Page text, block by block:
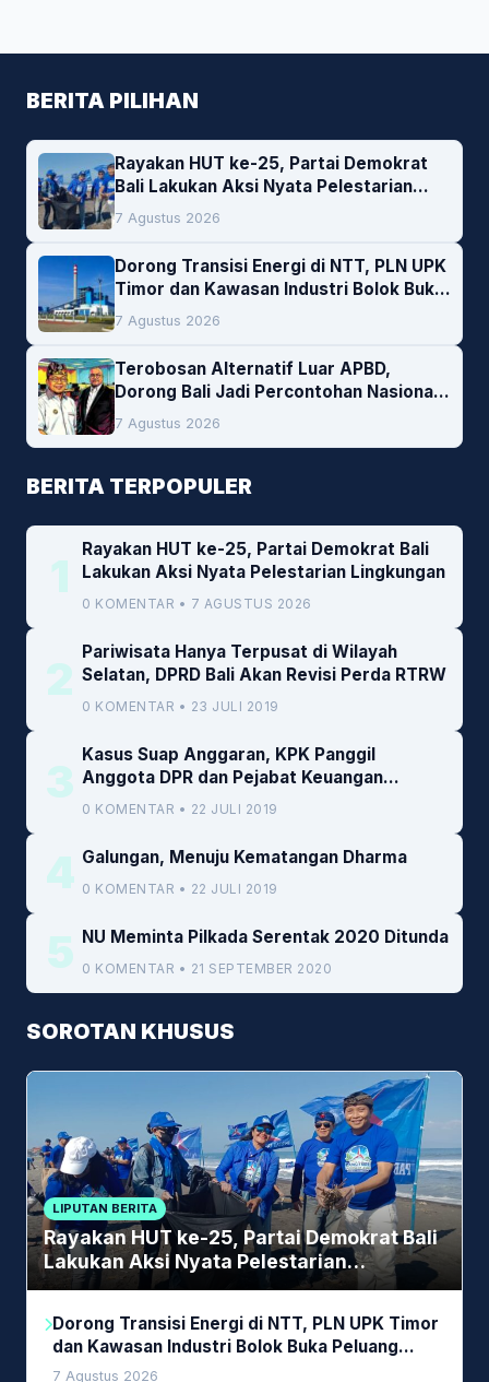
BERITA PILIHAN
Rayakan HUT ke-25, Partai Demokrat
Bali Lakukan Aksi Nyata Pelestarian
Lingkungan
7 Agustus 2026
Dorong Transisi Energi di NTT, PLN UPK
Timor dan Kawasan Industri Bolok Buka
Peluang Investasi Woodchip untuk
Cofiring PLTU Bolok
7 Agustus 2026
Terobosan Alternatif Luar APBD,
Dorong Bali Jadi Percontohan Nasional
Pembiayaan Daerah
7 Agustus 2026
BERITA TERPOPULER
1
Rayakan HUT ke-25, Partai Demokrat Bali
Lakukan Aksi Nyata Pelestarian Lingkungan
0 KOMENTAR • 7 AGUSTUS 2026
2
Pariwisata Hanya Terpusat di Wilayah
Selatan, DPRD Bali Akan Revisi Perda RTRW
0 KOMENTAR • 23 JULI 2019
3
Kasus Suap Anggaran, KPK Panggil
Anggota DPR dan Pejabat Keuangan
Kemenkeu
0 KOMENTAR • 22 JULI 2019
4 Galungan, Menuju Kematangan Dharma
0 KOMENTAR • 22 JULI 2019
5 NU Meminta Pilkada Serentak 2020 Ditunda
0 KOMENTAR • 21 SEPTEMBER 2020
SOROTAN KHUSUS
LIPUTAN BERITA
Rayakan HUT ke-25, Partai Demokrat Bali
Lakukan Aksi Nyata Pelestarian
Lingkungan
Dorong Transisi Energi di NTT, PLN UPK Timor
dan Kawasan Industri Bolok Buka Peluang
Investasi Woodchip untuk Cofiring PLTU Bolok
7 Agustus 2026